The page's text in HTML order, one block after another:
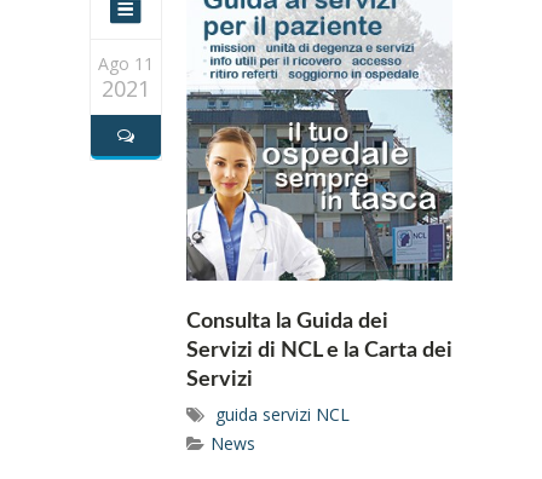
Ago 11
2021
Consulta la Guida dei
Servizi di NCL e la Carta dei
Servizi
guida servizi NCL
News